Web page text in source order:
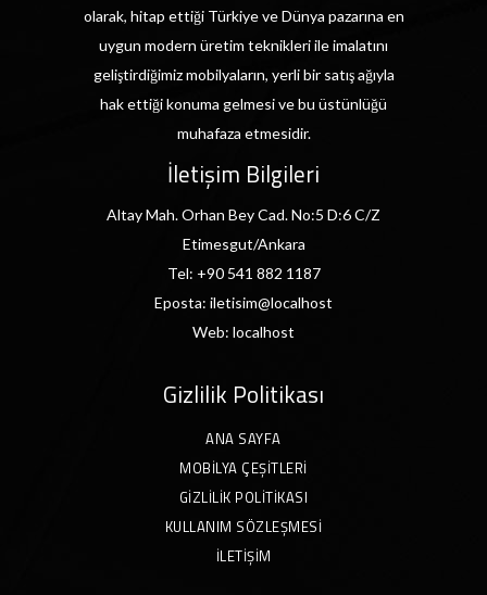
olarak, hitap ettiği Türkiye ve Dünya pazarına en
uygun modern üretim teknikleri ile imalatını
geliştirdiğimiz mobilyaların, yerli bir satış ağıyla
hak ettiği konuma gelmesi ve bu üstünlüğü
muhafaza etmesidir.
İletişim Bilgileri
Altay Mah. Orhan Bey Cad. No:5 D:6 C/Z
Etimesgut/Ankara
Tel: +90 541 882 1187
Eposta: iletisim@localhost
Web: localhost
Gizlilik Politikası
ANA SAYFA
MOBILYA ÇEŞITLERI
GIZLILIK POLITIKASI
KULLANIM SÖZLEŞMESI
İLETIŞIM